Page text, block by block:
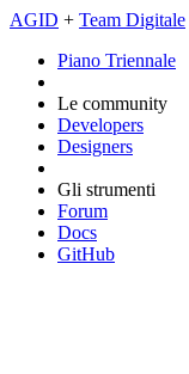
AGID + Team Digitale
Piano Triennale
Le community
Developers
Designers
Gli strumenti
Forum
Docs
GitHub